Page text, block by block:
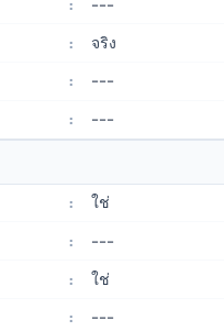
: ---
: จริง
: ---
: ---
: ใช่
: ---
: ใช่
: ---